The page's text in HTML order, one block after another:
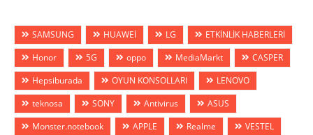
SAMSUNG HUAWEİ LG
ETKİNLİK HABERLERİ
Honor
5G oppo MediaMarkt
CASPER
Hepsiburada
OYUN KONSOLLARI
LENOVO
teknosa
SONY Antivirus
ASUS
Monster.notebook
APPLE Realme
VESTEL